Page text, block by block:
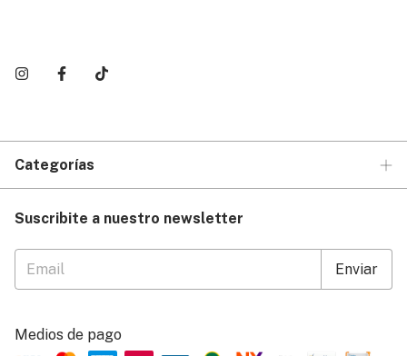
Categorías
Suscribite a nuestro newsletter
Medios de pago